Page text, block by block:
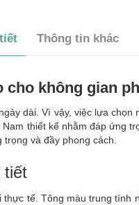
Thông tin khác
cho không gian
dài. Vì vậy, việc lựa
Nam thiết kế nhằm đáp ứng
và đầy phong cách.
tiết
tế. Tông màu trung